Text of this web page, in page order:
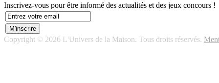
Inscrivez-vous pour être informé des actualités et des jeux concours !
Copyright © 2026 L'Univers de la Maison. Tous droits réservés.